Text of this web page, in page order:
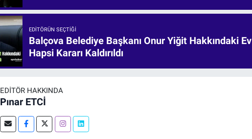
EDITÖRÜN SEÇTIĞI
Balçova Belediye Başkanı Onur Yiğit Hakkındaki Ev
Hapsi Kararı Kaldırıldı
EDITÖR HAKKINDA
Pınar ETCİ